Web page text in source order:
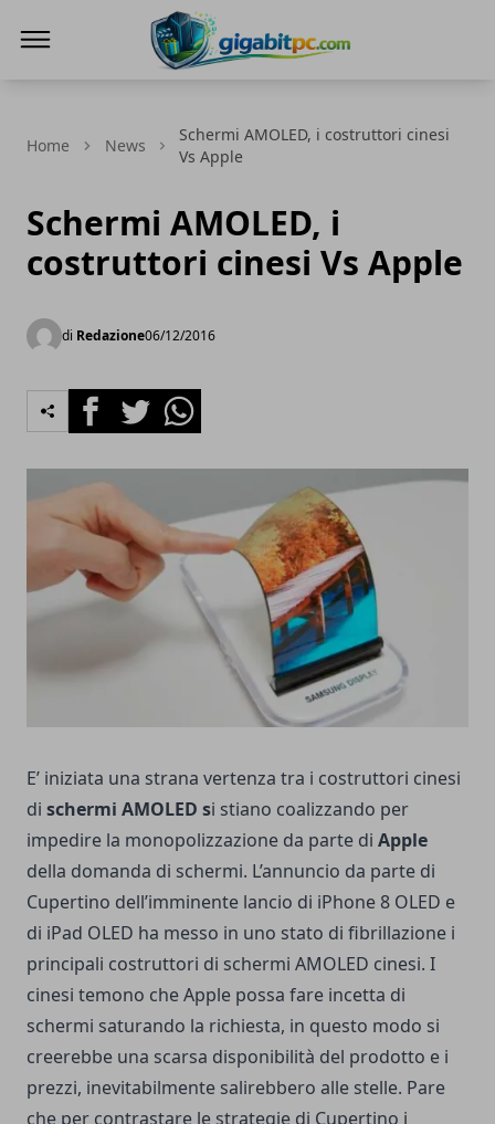
Home News
Schermi AMOLED, i costruttori cinesi
Vs Apple
Schermi AMOLED, i
costruttori cinesi Vs Apple
di Redazione06/12/2016
FacebookTwitterWhatsapp
E’ iniziata una strana vertenza tra i costruttori cinesi
di schermi AMOLED si stiano coalizzando per
impedire la monopolizzazione da parte di Apple
della domanda di schermi. L’annuncio da parte di
Cupertino dell’imminente lancio di iPhone 8 OLED e
di iPad OLED ha messo in uno stato di fibrillazione i
principali costruttori di schermi AMOLED cinesi. I
cinesi temono che Apple possa fare incetta di
schermi saturando la richiesta, in questo modo si
creerebbe una scarsa disponibilità del prodotto e i
prezzi, inevitabilmente salirebbero alle stelle. Pare
che per contrastare le strategie di Cupertino i